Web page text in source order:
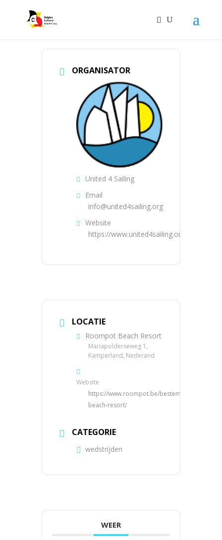
ORGANISATOR
United 4 Sailing
Email
info@united4sailing.org
Website
https://www.united4sailing.org
LOCATIE
Roompot Beach Resort
Mariapolderseweg 1,
Kamperland, Nederand
Website
https://www.roompot.be/bestemmingen/
beach-resort/
CATEGORIE
wedstrijden
WEER